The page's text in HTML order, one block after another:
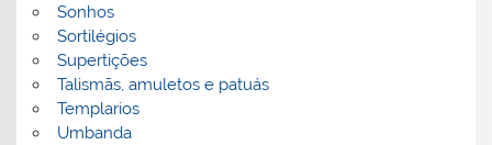
Sonhos
Sortilégios
Supertições
Talismãs, amuletos e patuás
Templarios
Umbanda